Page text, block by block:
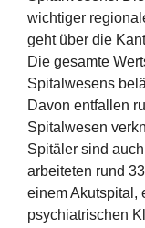
wichtiger
geht über die
Die gesamte
Spitalwesens
Davon entfallen
Spitalwesen
Spitäler sind
arbeiteten rund
einem Akutspital,
psychiatrischen